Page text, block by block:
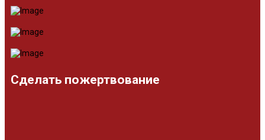
Сделать пожертвование